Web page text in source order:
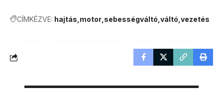
CÍMKÉZVE: hajtás motor sebességváltó váltó vezetés